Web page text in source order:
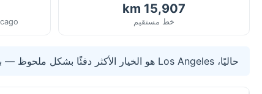
15,907 km
خط مستقيم
حاليًا، Los Angeles هو الخيار الأكثر دفئًا بشكل ملحوظ — بحوالي 11.1°C أعلى من سنغافورة.